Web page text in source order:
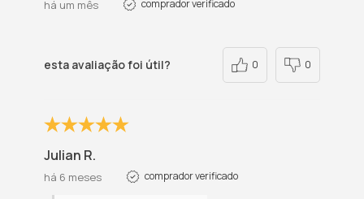
há um mês comprador verificado
esta avaliação foi útil? 0 0
Julian R.
há 6 meses comprador verificado